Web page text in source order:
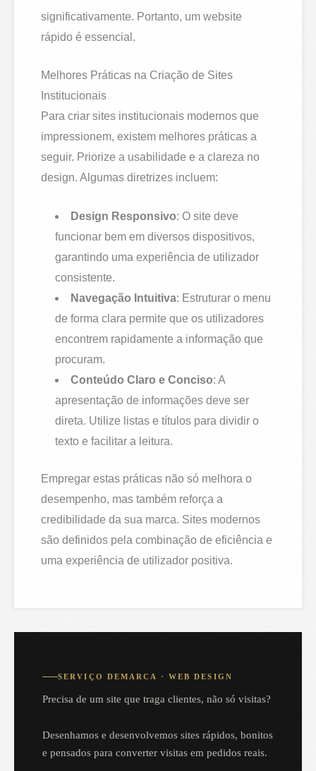
significativamente. Portanto, um website
rápido é essencial.
Melhores Práticas na Criação de Sites
Institucionais
Para criar sites institucionais modernos que
impressionem, existem melhores práticas a
seguir. Priorize a usabilidade e a clareza no
design. Algumas diretrizes incluem:
Design Responsivo: O site deve
funcionar bem em diversos dispositivos,
garantindo uma experiência de utilizador
consistente.
Navegação Intuitiva: Estruturar o menu
de forma clara permite que os utilizadores
encontrem rapidamente a informação que
procuram.
Conteúdo Claro e Conciso: A
apresentação de informações deve ser
direta. Utilize listas e títulos para dividir o
texto e facilitar a leitura.
Empregar estas práticas não só melhora o
desempenho, mas também reforça a
credibilidade da sua marca. Sites modernos
são definidos pela combinação de eficiência e
uma experiência de utilizador positiva.
SERVIÇO DEMARCA · WEB DESIGN
Precisa de um site que traga clientes, não só visitas?
Desenhamos e desenvolvemos sites rápidos, bonitos
e pensados para converter visitas em pedidos reais.